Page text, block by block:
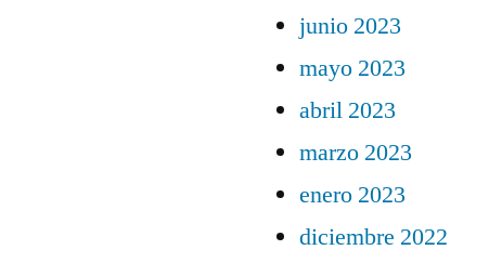
junio 2023
mayo 2023
abril 2023
marzo 2023
enero 2023
diciembre 2022